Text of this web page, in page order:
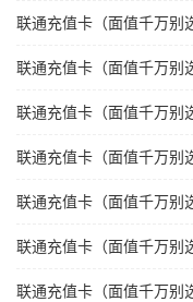
联通充值卡（面值千万别
联通充值卡（面值千万别
联通充值卡（面值千万别
联通充值卡（面值千万别
联通充值卡（面值千万别
联通充值卡（面值千万别
联通充值卡（面值千万别